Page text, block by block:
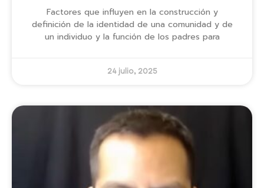
Factores que influyen en la construcción y
definición de la identidad de una comunidad y de
un individuo y la función de los padres para
24 julio, 2025